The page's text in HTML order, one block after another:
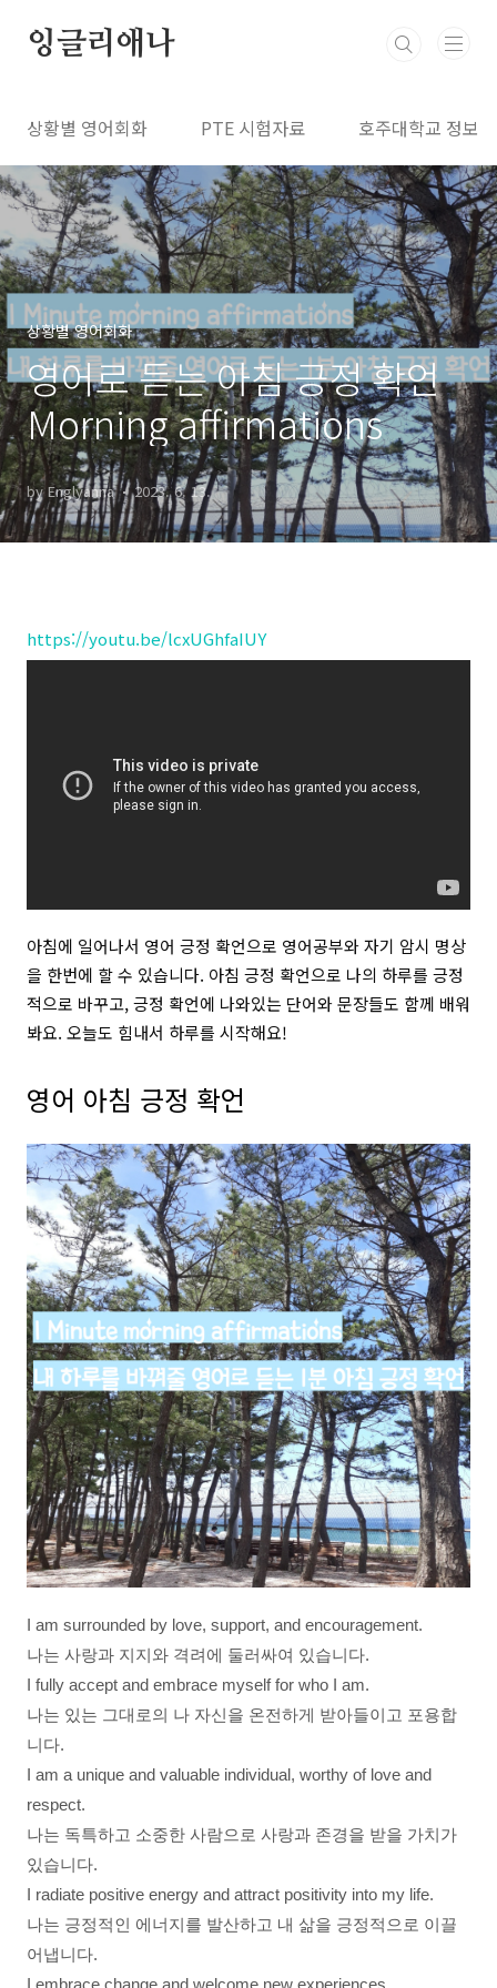
잉글리애나
상황별 영어회화 PTE 시험자료 호주대학교 정보
상황별 영어회화
영어로 듣는 아침 긍정 확언
Morning affirmations
by Englyanna 2023. 6. 13.
https://youtu.be/lcxUGhfaIUY
아침에 일어나서 영어 긍정 확언으로 영어공부와 자기 암시 명상
을 한번에 할 수 있습니다. 아침 긍정 확언으로 나의 하루를 긍정
적으로 바꾸고, 긍정 확언에 나와있는 단어와 문장들도 함께 배워
봐요. 오늘도 힘내서 하루를 시작해요!
영어 아침 긍정 확언
I am surrounded by love, support, and encouragement.
나는 사랑과 지지와 격려에 둘러싸여 있습니다.
I fully accept and embrace myself for who I am.
나는 있는 그대로의 나 자신을 온전하게 받아들이고 포용합
니다.
I am a unique and valuable individual, worthy of love and
respect.
나는 독특하고 소중한 사람으로 사랑과 존경을 받을 가치가
있습니다.
I radiate positive energy and attract positivity into my life.
나는 긍정적인 에너지를 발산하고 내 삶을 긍정적으로 이끌
어냅니다.
I embrace change and welcome new experiences.